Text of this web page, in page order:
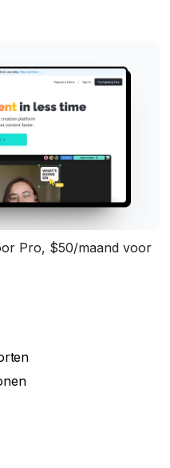
Pro, $50/maand voor